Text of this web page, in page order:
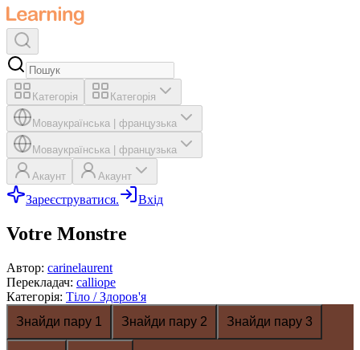
Категорія Категорія
Моваукраїнська французька
Моваукраїнська французька
Акаунт Акаунт
Зареєструватися. Вхід
Votre Monstre
Автор: carinelaurent
Перекладач: calliope
Категорія: Тіло / Здоров'я
Знайди пару 1
Знайди пару 2 Знайди пару 3